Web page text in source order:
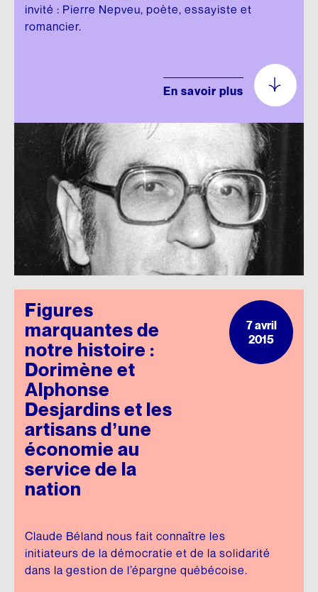
invité : Pierre Nepveu, poète, essayiste et
romancier.
En savoir plus
Figures
marquantes de
notre histoire :
Dorimène et
Alphonse
Desjardins et les
artisans d’une
économie au
service de la
nation
Claude Béland nous fait connaître les
initiateurs de la démocratie et de la solidarité
dans la gestion de l’épargne québécoise.
7 avril
2015